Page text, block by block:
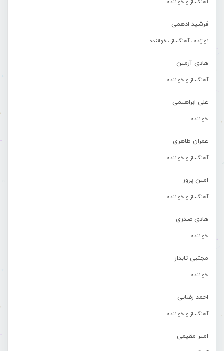
آهنگساز و خواننده
فرشید ادهمی
نوازنده ، آهنگساز ، خواننده
هادی آرمین
آهنگساز و خواننده
علی ابراهیمی
خواننده
عمران طاهری
آهنگساز و خواننده
امین پرور
آهنگساز و خواننده
هادی صدری
خواننده
مجتبی تابدار
خواننده
احمد رضایی
آهنگساز و خواننده
امیر مقیمی